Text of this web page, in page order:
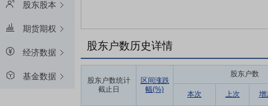
股东股本
期货期权
经济数据
基金数据
股东户数历史详情
股东户数统计
截止日
区间涨跌
幅(%)
股东户数
本次 上次 增